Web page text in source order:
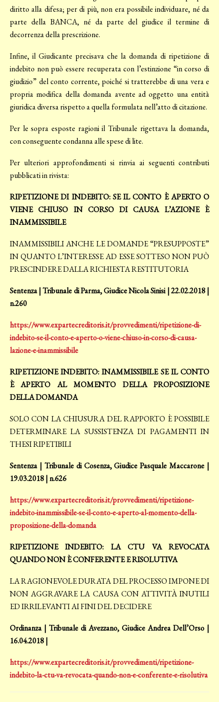
diritto alla difesa; per di più, non era possibile individuare, né da
parte della BANCA, né da parte del giudice il termine di
decorrenza della prescrizione.
Infine, il Giudicante precisava che la domanda di ripetizione di
indebito non può essere recuperata con l’estinzione “in corso di
giudizio” del conto corrente, poiché si tratterebbe di una vera e
propria modifica della domanda avente ad oggetto una entità
giuridica diversa rispetto a quella formulata nell’atto di citazione.
Per le sopra esposte ragioni il Tribunale rigettava la domanda,
con conseguente condanna alle spese di lite.
Per ulteriori approfondimenti si rinvia ai seguenti contributi
pubblicati in rivista:
RIPETIZIONE DI INDEBITO: SE IL CONTO È APERTO O
VIENE CHIUSO IN CORSO DI CAUSA L’AZIONE È
INAMMISSIBILE
INAMMISSIBILI ANCHE LE DOMANDE “PRESUPPOSTE”
IN QUANTO L’INTERESSE AD ESSE SOTTESO NON PUÒ
PRESCINDERE DALLA RICHIESTA RESTITUTORIA
Sentenza | Tribunale di Parma, Giudice Nicola Sinisi | 22.02.2018 |
n.260
https://www.expartecreditoris.it/provvedimenti/ripetizione-di-
indebito-se-il-conto-e-aperto-o-viene-chiuso-in-corso-di-causa-
lazione-e-inammissibile
RIPETIZIONE INDEBITO: INAMMISSIBILE SE IL CONTO
È APERTO AL MOMENTO DELLA PROPOSIZIONE
DELLA DOMANDA
SOLO CON LA CHIUSURA DEL RAPPORTO È POSSIBILE
DETERMINARE LA SUSSISTENZA DI PAGAMENTI IN
THESI RIPETIBILI
Sentenza | Tribunale di Cosenza, Giudice Pasquale Maccarone |
19.03.2018 | n.626
https://www.expartecreditoris.it/provvedimenti/ripetizione-
indebito-inammissibile-se-il-conto-e-aperto-al-momento-della-
proposizione-della-domanda
RIPETIZIONE INDEBITO: LA CTU VA REVOCATA
QUANDO NON È CONFERENTE E RISOLUTIVA
LA RAGIONEVOLE DURATA DEL PROCESSO IMPONE DI
NON AGGRAVARE LA CAUSA CON ATTIVITÀ INUTILI
ED IRRILEVANTI AI FINI DEL DECIDERE
Ordinanza | Tribunale di Avezzano, Giudice Andrea Dell’Orso |
16.04.2018 |
https://www.expartecreditoris.it/provvedimenti/ripetizione-
indebito-la-ctu-va-revocata-quando-non-e-conferente-e-risolutiva